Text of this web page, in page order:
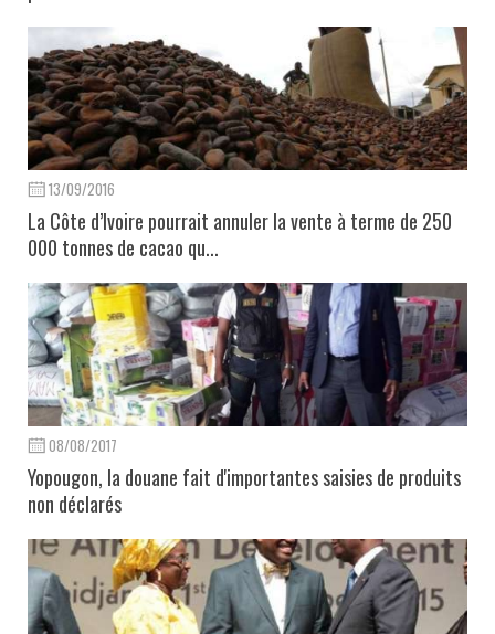
13/09/2016
La Côte d’Ivoire pourrait annuler la vente à terme de 250
000 tonnes de cacao qu...
08/08/2017
Yopougon, la douane fait d'importantes saisies de produits
non déclarés